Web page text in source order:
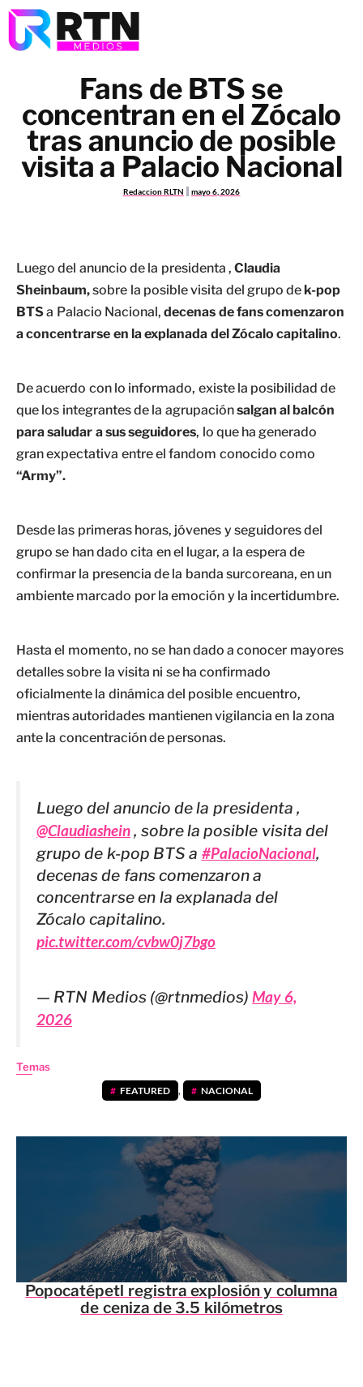
Fans de BTS se
concentran en el Zócalo
tras anuncio de posible
visita a Palacio Nacional
Redaccion RLTN mayo 6, 2026
Luego del anuncio de la presidenta , Claudia
Sheinbaum,sobre la posible visita del grupo dek-pop
BTSa Palacio Nacional,decenas de fans comenzaron
a concentrarse en la explanada del Zócalo capitalino.
De acuerdo con lo informado, existe la posibilidad de
que los integrantes de la agrupaciónsalgan al balcón
para saludar a sus seguidores, lo que ha generado
gran expectativa entre el fandom conocido como
“Army”.
Desde las primeras horas, jóvenes y seguidores del
grupo se han dado cita en el lugar, a la espera de
confirmar la presencia de la banda surcoreana, en un
ambiente marcado por la emoción y la incertidumbre.
Hasta el momento, no se han dado a conocer mayores
detalles sobre la visita ni se ha confirmado
oficialmente la dinámica del posible encuentro,
mientras autoridades mantienen vigilancia en la zona
ante la concentración de personas.
Luego del anuncio de la presidenta ,
@Claudiashein, sobre la posible visita del
grupo de k-pop BTS a #PalacioNacional,
decenas de fans comenzaron a
concentrarse en la explanada del
Zócalo capitalino.
pic.twitter.com/cvbw0j7bgo
— RTN Medios (@rtnmedios)May 6,
2026
Temas
FEATURED , NACIONAL
Popocatépetl registra explosión y columna
de ceniza de 3.5 kilómetros